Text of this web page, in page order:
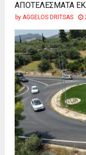
ΑΠΟΤΕΛΕΣΜΑΤΑ
by AGGELOS DRITSAS